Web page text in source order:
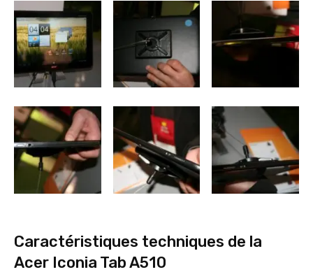
Caractéristiques techniques de la
Acer Iconia Tab A510